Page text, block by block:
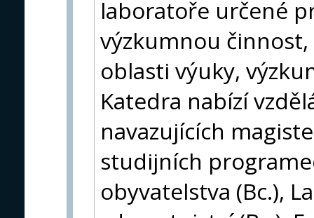
laboratoře určené
výzkumnou
oblasti výuky,
Katedra nabízí
navazujících
studijních
obyvatelstva (Bc.),